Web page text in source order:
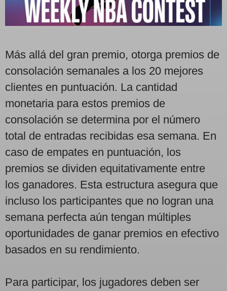
Más allá del gran premio, otorga premios de
consolación semanales a los 20 mejores
clientes en puntuación. La cantidad
monetaria para estos premios de
consolación se determina por el número
total de entradas recibidas esa semana. En
caso de empates en puntuación, los
premios se dividen equitativamente entre
los ganadores. Esta estructura asegura que
incluso los participantes que no logran una
semana perfecta aún tengan múltiples
oportunidades de ganar premios en efectivo
basados en su rendimiento.
Para participar, los jugadores deben ser